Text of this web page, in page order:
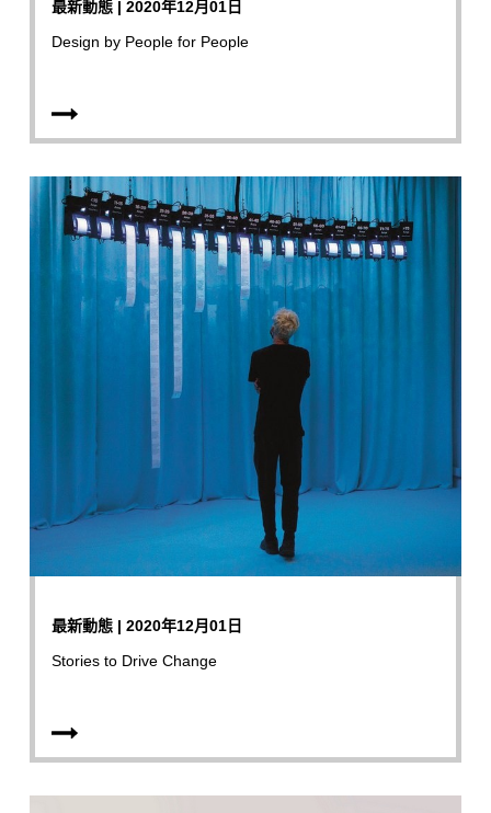
最新動態 | 2020年12月01日
Design by People for People
最新動態 | 2020年12月01日
Stories to Drive Change